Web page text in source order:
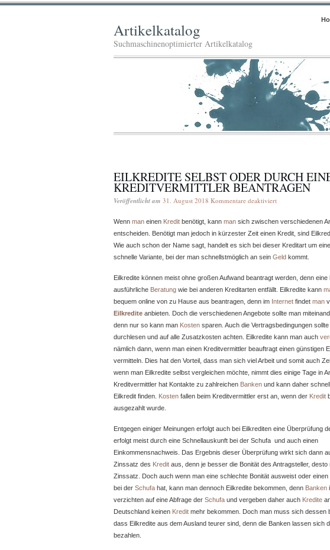
Artikelkatalog
Suchmaschinenoptimierter Artikelkatalog
EILKREDITE SELBST ODER DURCH
KREDITVERMITTLER BEANTRAGEN
Veröffentlicht am 31. August 2018 Kommentare deaktiviertfür
selbst
oder
durch
einen
beantragen
Wenn man einen Kredit benötigt, kann man sich zwischen verschiedenen
entscheiden. Benötigt man jedoch in kürzester Zeit einen Kredit, sind
Wie auch schon der Name sagt, handelt es sich bei dieser Kreditart um
schnelle Variante, bei der man schnellstmöglich an sein Geld kommt.
Eilkredite können meist ohne großen Aufwand beantragt werden, denn eine
ausführliche Beratung wie bei anderen Kreditarten entfällt. Eilkredite kann
bequem online von zu Hause aus beantragen, denn im Internet findet man
Eilkredite anbieten. Doch die verschiedenen Angebote sollte man
denn nur so kann man Kosten sparen. Auch die Vertragsbedingungen
durchlesen und auf alle Zusatzkosten achten. Eilkredite kann man auch
nämlich dann, wenn man einen Kreditvermittler beauftragt einen günstigen
vermitteln. Dies hat den Vorteil, dass man sich viel Arbeit und somit auch
wenn man Eilkredite selbst vergleichen möchte, nimmt dies einige Tage in
Kreditvermittler hat Kontakte zu zahlreichen Banken und kann daher
Eilkredit finden. Kosten fallen beim Kreditvermittler erst an, wenn der Kredit
ausgezahlt wurde.
Entgegen einiger Meinungen erfolgt auch bei Eilkrediten eine Überprüfung
erfolgt meist durch eine Schnellauskunft bei der Schufa und auch einen
Einkommensnachweis. Das Ergebnis dieser Überprüfung wirkt sich dann
Zinssatz des Kredit aus, denn je besser die Bonität des Antragsteller,
Zinssatz. Doch auch wenn man eine schlechte Bonität ausweist oder einen
bei der Schufa hat, kann man dennoch Eilkredite bekommen, denn Banken
verzichten auf eine Abfrage der Schufa und vergeben daher auch Kredite
Deutschland keinen Kredit mehr bekommen. Doch man muss sich dessen
dass Eilkredite aus dem Ausland teurer sind, denn die Banken lassen sich
bezahlen.